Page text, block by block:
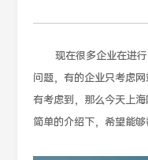
现在很多企业在进行
问题，有的企业只考虑
有考虑到，那么今天上
简单的介绍下，希望能够